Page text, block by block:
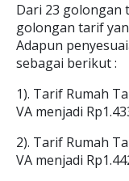
Dari 23 golongan
golongan tarif
Adapun
sebagai berikut :
1). Tarif Rumah
VA menjadi
2). Tarif Rumah
VA menjadi